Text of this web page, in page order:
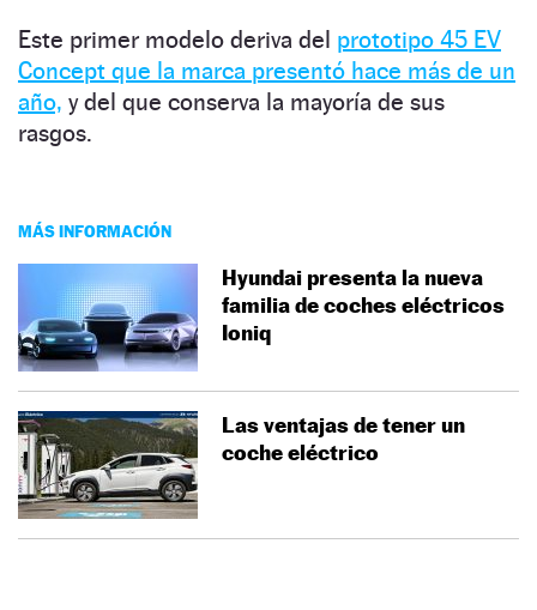
Este primer modelo deriva del prototipo 45 EV
Concept que la marca presentó hace más de un
año, y del que conserva la mayoría de sus
rasgos.
MÁS INFORMACIÓN
Hyundai presenta la nueva
familia de coches eléctricos
Ioniq
Las ventajas de tener un
coche eléctrico